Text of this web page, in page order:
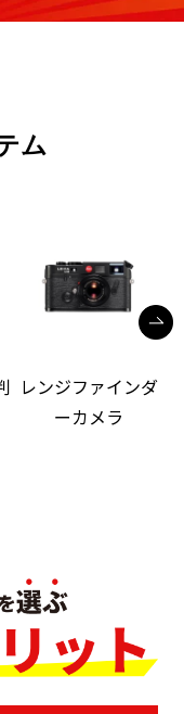
ム
レンジファインダ
ーカメラ